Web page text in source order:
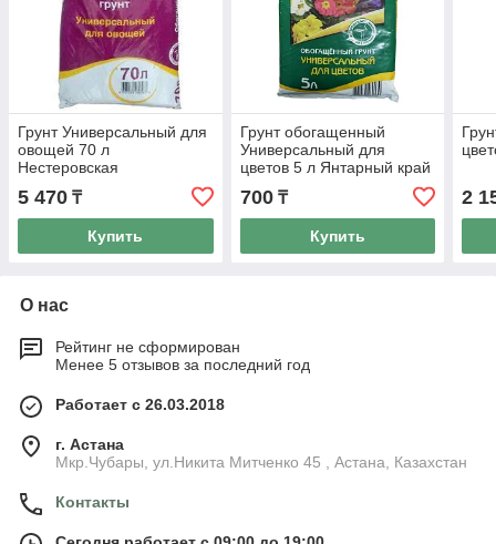
Грунт Универсальный для
овощей 70 л
Нестеровская
5 470 ₸
Купить
Грунт обогащенный
Универсальный для
цветов 5 л Янтарный край
700₸
Купить
2
О нас
Рейтинг не сформирован
Менее 5 отзывов за последний год
Работает с 26.03.2018
г. Астана
Мкр.Чубары, ул.Никита Митченко 45 , Астана, Казахстан
Контакты